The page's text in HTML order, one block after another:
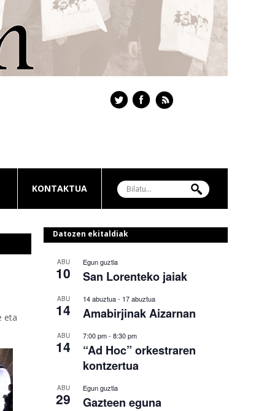
KONTAKTUA
eta
Datozen ekitaldiak
ABU
10
Egun guztia
San Lorenteko jaiak
ABU
14
14 abuztua- 17 abuztua
Amabirjinak Aizarnan
ABU
14
7:00 pm- 8:30 pm
“Ad Hoc” orkestraren
kontzertua
ABU
29
Egun guztia
Gazteen eguna